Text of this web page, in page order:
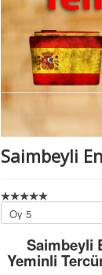
Saimbeyli
Lütfen
oylayın
Saimbeyli
Yeminli